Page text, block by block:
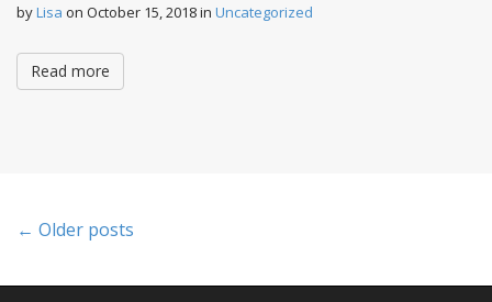
byLisa on October 15, 2018in Uncategorized
Read more
P
← Older posts